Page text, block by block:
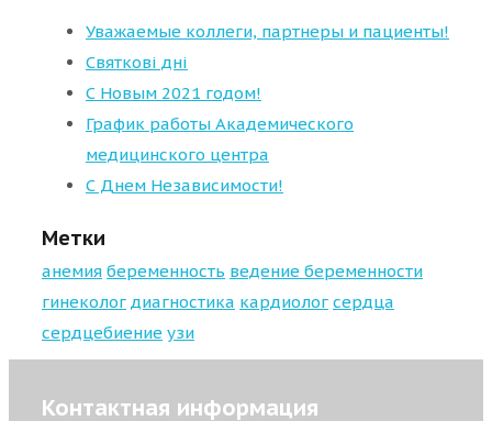
Уважаемые коллеги, партнеры и пациенты!
Святкові дні
С Новым 2021 годом!
График работы Академического
медицинского центра
С Днем Независимости!
Метки
анемия беременность ведение беременности
гинеколог диагностика кардиолог сердца
сердцебиение узи
Контактная информация